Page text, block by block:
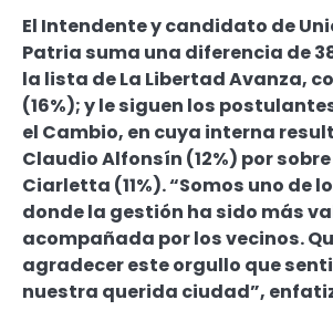
El Intendente y candidato de
Patria suma una diferencia de
la lista de La Libertad Avanza,
(16%); y le siguen los
el Cambio, en cuya interna
Claudio Alfonsín (12%) por
Ciarletta (11%). “Somos uno de
donde la gestión ha sido más
acompañada por los vecinos.
agradecer este orgullo que
nuestra querida ciudad”,